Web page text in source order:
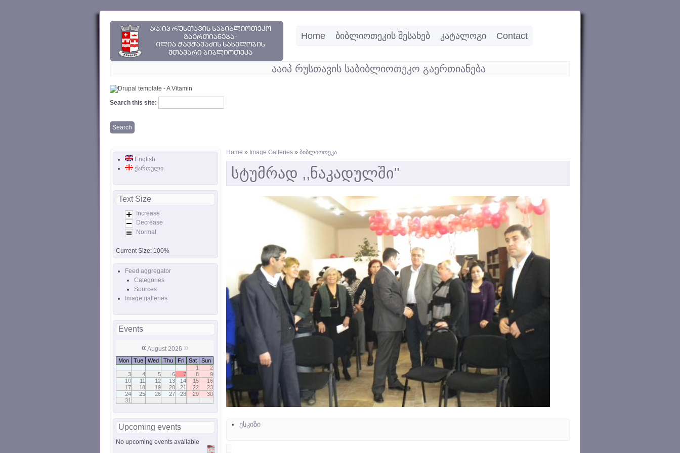
Home ბიბლიოთეკის შესახებ კატალოგი Contact
ააიპ რუსთავის საბიბლიოთეკო გაერთიანება
Search this site:
English
ქართული
Text Size
Increase
Decrease
Normal
Current Size: 100%
Feed aggregator
Categories
Sources
Image galleries
Events
« August 2026 »
Mon Tue Wed Thu Fri Sat
Sun
1
2
3
4 5 6 7 8
9
10
11 12 13 14 15
16
17
18 19 20 21 22
23
24
25 26 27 28 29
30
31
Upcoming events
No upcoming events available
Home » Image Galleries » ბიბლიოთეკა
სტუმრად ,,ნაკადულში"
ესკიზი